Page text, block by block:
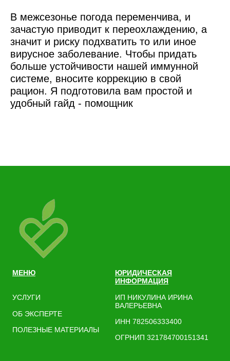
В межсезонье погода переменчива, и
зачастую приводит к переохлаждению, а
значит и риску подхватить то или иное
вирусное заболевание. Чтобы придать
больше устойчивости нашей иммунной
системе, вносите коррекцию в свой
рацион. Я подготовила вам простой и
удобный гайд - помощник
МЕНЮ
УСЛУГИ
ОБ ЭКСПЕРТЕ
ПОЛЕЗНЫЕ МАТЕРИАЛЫ
ЮРИДИЧЕСКАЯ
ИНФОРМАЦИЯ
ИП НИКУЛИНА ИРИНА
ВАЛЕРЬЕВНА
ИНН 782506333400
ОГРНИП 321784700151341